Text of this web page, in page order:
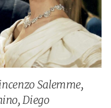
Salemme,
Diego